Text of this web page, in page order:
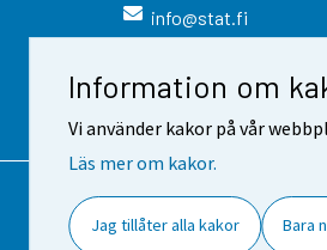
Information om
Vi använder kakor på vår
Läs mer om kakor.
Jag tillåter alla kakor Bara
info@stat.fi